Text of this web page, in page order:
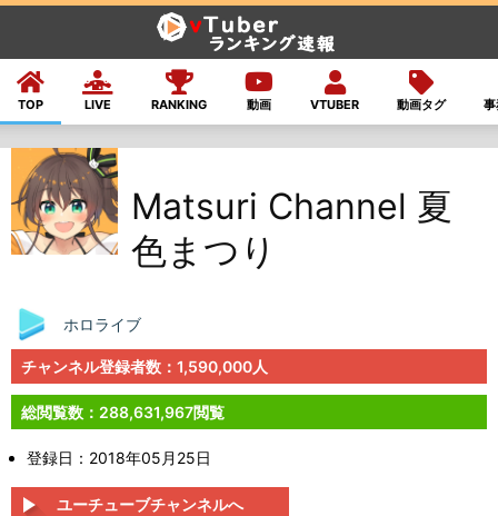
TOP LIVE RANKING 動画 VTUBER 動画タグ
Matsuri Channel 夏
色まつり
ホロライブ
チャンネル登録者数：1,590,000人
総閲覧数：288,631,967閲覧
登録日：2018年05月25日
ユーチューブチャンネルへ